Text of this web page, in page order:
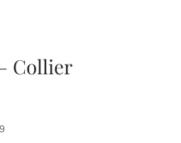
Collier